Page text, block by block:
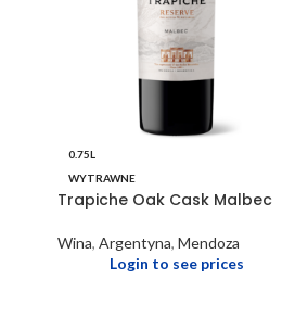
0.75L
WYTRAWNE
Trapiche Oak Cask Malbec
Wina, Argentyna, Mendoza
Login to see prices